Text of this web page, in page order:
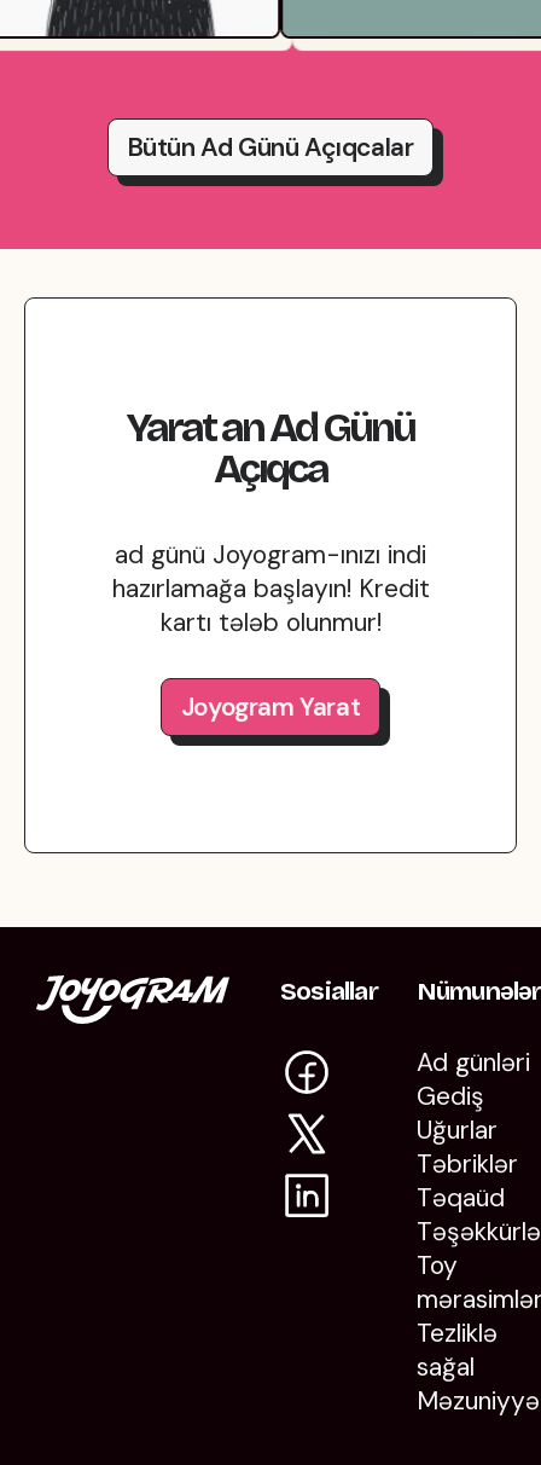
Bütün Ad Günü Açıqcalar
YaratanAd Günü
Açıqca
ad günü Joyogram-ınızı indi
hazırlamağa başlayın! Kredit
kartı tələb olunmur!
Joyogram Yarat
Sosiallar Nümunələr
Ad günləri
Gediş
Uğurlar
Təbriklər
Təqaüd
Toy
Tezliklə
sağal